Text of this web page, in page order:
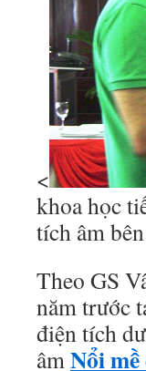
<
khoa học
tích âm
Theo GS
năm trước
điện tích
âmNổi